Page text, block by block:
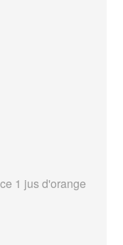
1 jus d'orange